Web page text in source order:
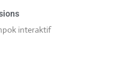
interaktif